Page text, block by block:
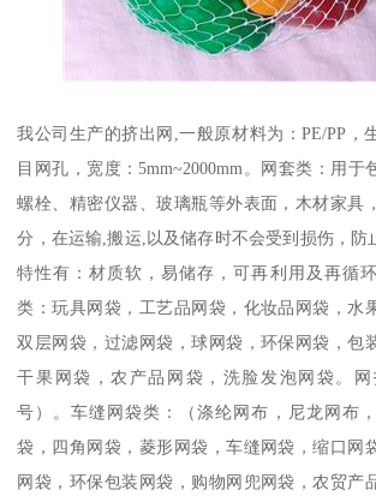
我公司生产的挤出网,一般原材料为：PE/PP，
目网孔，宽度：5mm~2000mm。网套类：用于
螺栓、精密仪器、玻璃瓶等外表面，木材家具
分，在运输,搬运,以及储存时不会受到损伤，防
特性有：材质软，易储存，可再利用及再循
类：玩具网袋，工艺品网袋，化妆品网袋，水
双层网袋，过滤网袋，球网袋，环保网袋，包
干果网袋，农产品网袋，洗脸发泡网袋。
号）。车缝网袋类：（涤纶网布，尼龙网布
袋，四角网袋，菱形网袋，车缝网袋，缩口网
网袋，环保包装网袋，购物网兜网袋，农贸产